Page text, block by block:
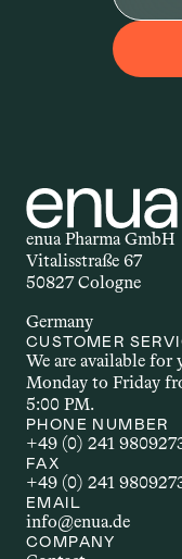
M
oder
der
unter
enua Pharma GmbH
Vitalisstraße 67
50827 Cologne
Germany
CUSTOMER
We are available for
Monday to Friday
5:00 PM.
PHONE NUMBER
+49 (0) 241
FAX
+49 (0) 241
EMAIL
info@enua.de
COMPANY